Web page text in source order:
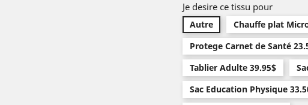
Je desire ce tissu pour
Autre Chauffe plat
Protege Carnet de Santé
Tablier Adulte 39.95$
Sac Education Physique